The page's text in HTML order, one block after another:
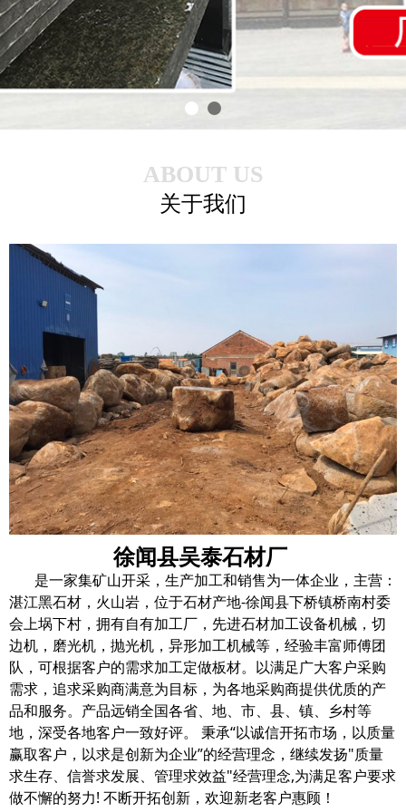
ABOUT US
关于我们
徐闻县吴泰石材厂
是一家集矿山开采，生产加工和销售为一体企业，主营：
湛江黑石材，火山岩，位于石材产地-徐闻县下桥镇桥南村委
会上埚下村，拥有自有加工厂，先进石材加工设备机械，切
边机，磨光机，抛光机，异形加工机械等，经验丰富师傅团
队，可根据客户的需求加工定做板材。以满足广大客户采购
需求，追求采购商满意为目标，为各地采购商提供优质的产
品和服务。产品远销全国各省、地、市、县、镇、乡村等
地，深受各地客户一致好评。 秉承“以诚信开拓市场，以质量
赢取客户，以求是创新为企业”的经营理念，继续发扬"质量
求生存、信誉求发展、管理求效益"经营理念,为满足客户要求
做不懈的努力! 不断开拓创新，欢迎新老客户惠顾！